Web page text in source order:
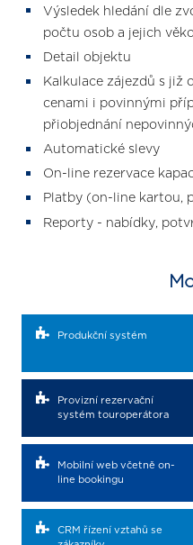
Výsledek hledání dle
počtu osob a jejich
Detail objektu
Kalkulace zájezdů s již
cenami i povinnými
přiobjednání
Automatické slevy
On-line rezervace
Platby (on-line kartou,
Reporty - nabídky,
Produkční systém
Provizní rezervační
systém touroperátora
Mobilní web včetně on-
line bookingu
CRM řízení vztahů se